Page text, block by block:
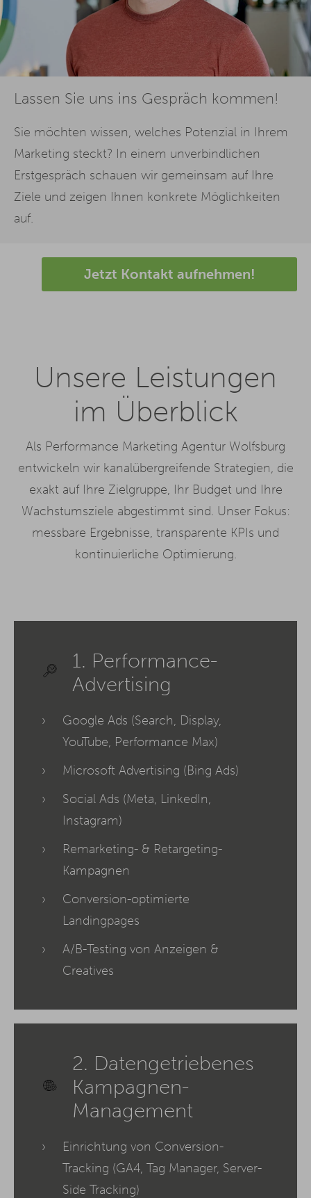
Lassen Sie uns ins Gespräch kommen!
Sie möchten wissen, welches Potenzial in Ihrem
Marketing steckt? In einem unverbindlichen
Erstgespräch schauen wir gemeinsam auf Ihre
Ziele und zeigen Ihnen konkrete Möglichkeiten
auf.
Jetzt Kontakt aufnehmen!
Unsere Leistungen
im Überblick
Als Performance Marketing Agentur Wolfsburg
entwickeln wir kanalübergreifende Strategien, die
exakt auf Ihre Zielgruppe, Ihr Budget und Ihre
Wachstumsziele abgestimmt sind. Unser Fokus:
messbare Ergebnisse, transparente KPIs und
kontinuierliche Optimierung.
1. Performance-
Advertising
Google Ads (Search, Display,
YouTube, Performance Max)
Microsoft Advertising (Bing Ads)
Social Ads (Meta, LinkedIn,
Instagram)
Remarketing- & Retargeting-
Kampagnen
Conversion-optimierte
Landingpages
A/B-Testing von Anzeigen &
Creatives
2. Datengetriebenes
Kampagnen-
Management
Einrichtung von Conversion-
Tracking (GA4, Tag Manager, Server-
Side Tracking)